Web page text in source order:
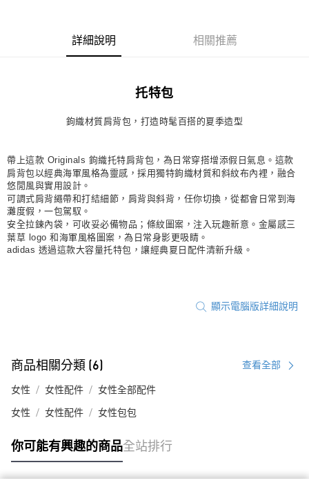
每筆NT$80，滿NT$1,500(含以上)免運費
每筆NT$80，滿NT$1,500(含以上)免運費
詳細說明 相關推薦
托特包
鉤織材質肩背包，打造時髦百搭的夏季造型
帶上這款 Originals 鉤織托特肩背包，為日常穿搭增添假日氣息。這款
肩背包以經典海軍風格為靈感，採用獨特鉤織材質和斜紋布內裡，融合
悠閒風與實用設計。
可調式肩背繩帶和打結細節，肩背與斜背，任你切換，從都會日常到海
灘度假，一包駕馭。
安全拉鍊內袋，可收妥必備物品；條紋圖案，注入玩趣新意。金屬感三
葉草 logo 和海軍風格圖案，為日常身影更吸睛。
adidas 透過這款大容量托特包，讓經典夏日配件清新升級。
顯示電腦版詳細說明
商品相關分類 (6) 查看全部
女性 女性配件 女性全部配件
女性 女性配件 女性包包
你可能有興趣的商品全站排行